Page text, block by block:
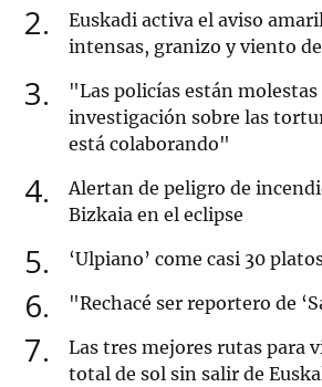
2
Euskadi activa el aviso
intensas, granizo y viento
3
"Las policías están molestas
investigación sobre las
está colaborando"
4
Alertan de peligro de
Bizkaia en el eclipse
5 ‘Ulpiano’ come casi 30
6 "Rechacé ser reportero de
7
Las tres mejores rutas para
total de sol sin salir de